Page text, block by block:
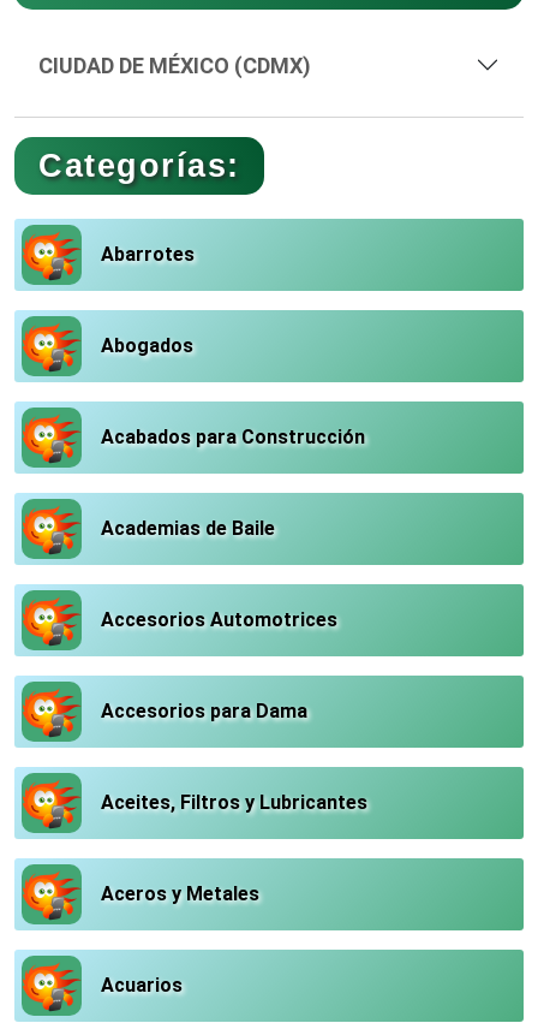
CIUDAD DE MÉXICO (CDMX)
Categorías:
Abarrotes
Abogados
Acabados para Construcción
Academias de Baile
Accesorios Automotrices
Accesorios para Dama
Aceites, Filtros y Lubricantes
Aceros y Metales
Acuarios